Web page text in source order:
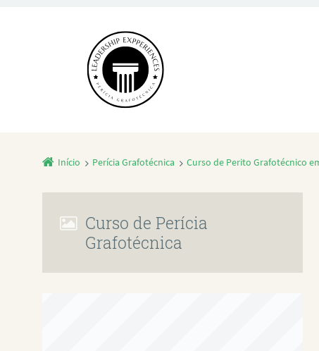
Início Perícia Grafotécnica Curso de Perito Grafotécnico
Curso de Perícia
Grafotécnica